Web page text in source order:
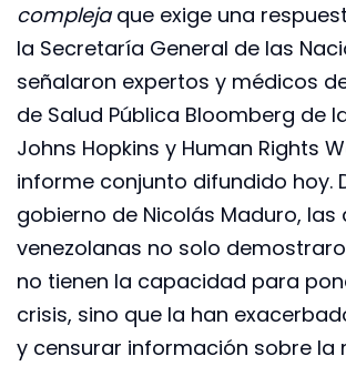
complejaque exige una
la Secretaría General de las
señalaron expertos y médicos
de Salud Pública Bloomberg de
Johns Hopkins y Human Rights
informe conjunto difundido hoy.
gobierno de Nicolás Maduro,
venezolanas no solo
no tienen la capacidad para
crisis, sino que la han
y censurar información sobre la